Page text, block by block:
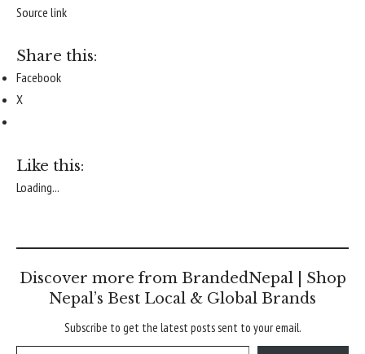
Source link
Share this:
Facebook
X
Like this:
Loading...
Discover more from BrandedNepal | Shop
Nepal’s Best Local & Global Brands
Subscribe to get the latest posts sent to your email.
Type your email…